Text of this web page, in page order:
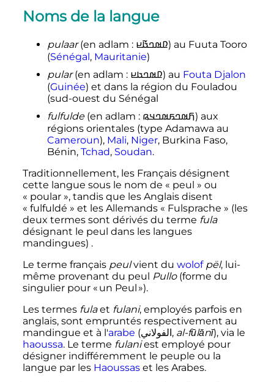
Noms de la langue
pulaar(en adlam : 𞤆𞤵𞤤𞤢𞥄𞤪) au Fuuta Tooro
(Sénégal, Mauritanie)
pular(en adlam : 𞤆𞤵𞤤𞤢𞤪) au Fouta Djalon
(Guinée) et dans la région du Fouladou
(sud-ouest du Sénégal
fulfulde(en adlam : 𞤊𞤵𞤤𞤬𞤵𞤤𞤣𞤫) aux
régions orientales (type Adamawa au
Cameroun), Mali, Niger, Burkina Faso,
Bénin, Tchad, Soudan.
Traditionnellement, les Français désignent
cette langue sous le nom de « peul » ou
« poular », tandis que les Anglais disent
« fulfuldé » et les Allemands « Fulsprache » (les
deux termes sont dérivés du terme fula
désignant le peul dans les langues
mandingues) .
Le terme français peulvient du wolof pël, lui-
même provenant du peul Pullo(forme du
singulier pour « un Peul »).
Les termes fulaet fulani, employés parfois en
anglais, sont empruntés respectivement au
mandingue et à l'arabe (الفولاني, al-fūlānī), via le
haoussa. Le terme fulaniest employé pour
désigner indifféremment le peuple ou la
langue par les Haoussaset les Arabes.